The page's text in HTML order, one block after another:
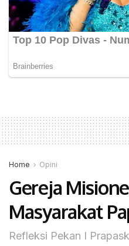
Home Opini
Gereja
Masyarakat
Refleksi Pekan I